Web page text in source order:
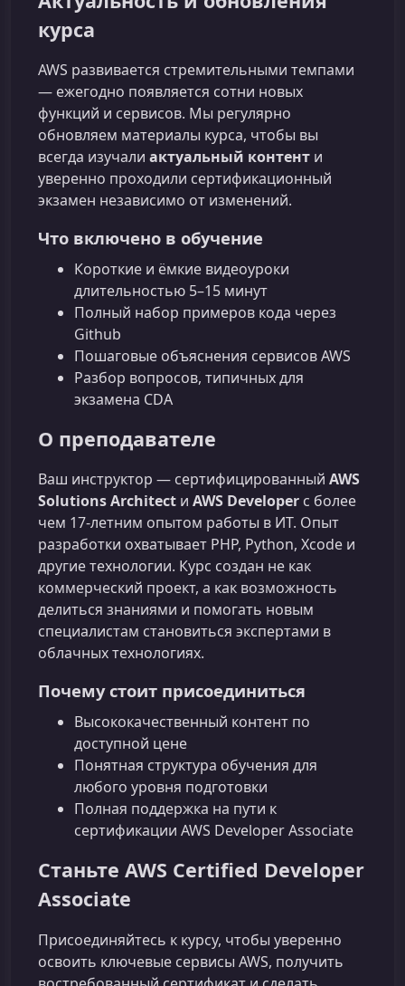
курса
AWS развивается стремительными темпами
— ежегодно появляется сотни новых
функций и сервисов. Мы регулярно
обновляем материалы курса, чтобы вы
всегда изучали актуальный контент и
уверенно проходили сертификационный
экзамен независимо от изменений.
Что включено в обучение
Короткие и ёмкие видеоуроки
длительностью 5–15 минут
Полный набор примеров кода через
Github
Пошаговые объяснения сервисов AWS
Разбор вопросов, типичных для
экзамена CDA
О преподавателе
Ваш инструктор — сертифицированный AWS
Solutions Architect и AWS Developer с более
чем 17‑летним опытом работы в ИТ. Опыт
разработки охватывает PHP, Python, Xcode и
другие технологии. Курс создан не как
коммерческий проект, а как возможность
делиться знаниями и помогать новым
специалистам становиться экспертами в
облачных технологиях.
Почему стоит присоединиться
Высококачественный контент по
доступной цене
Понятная структура обучения для
любого уровня подготовки
Полная поддержка на пути к
сертификации AWS Developer Associate
Станьте AWS Certified Developer
Associate
Присоединяйтесь к курсу, чтобы уверенно
освоить ключевые сервисы AWS, получить